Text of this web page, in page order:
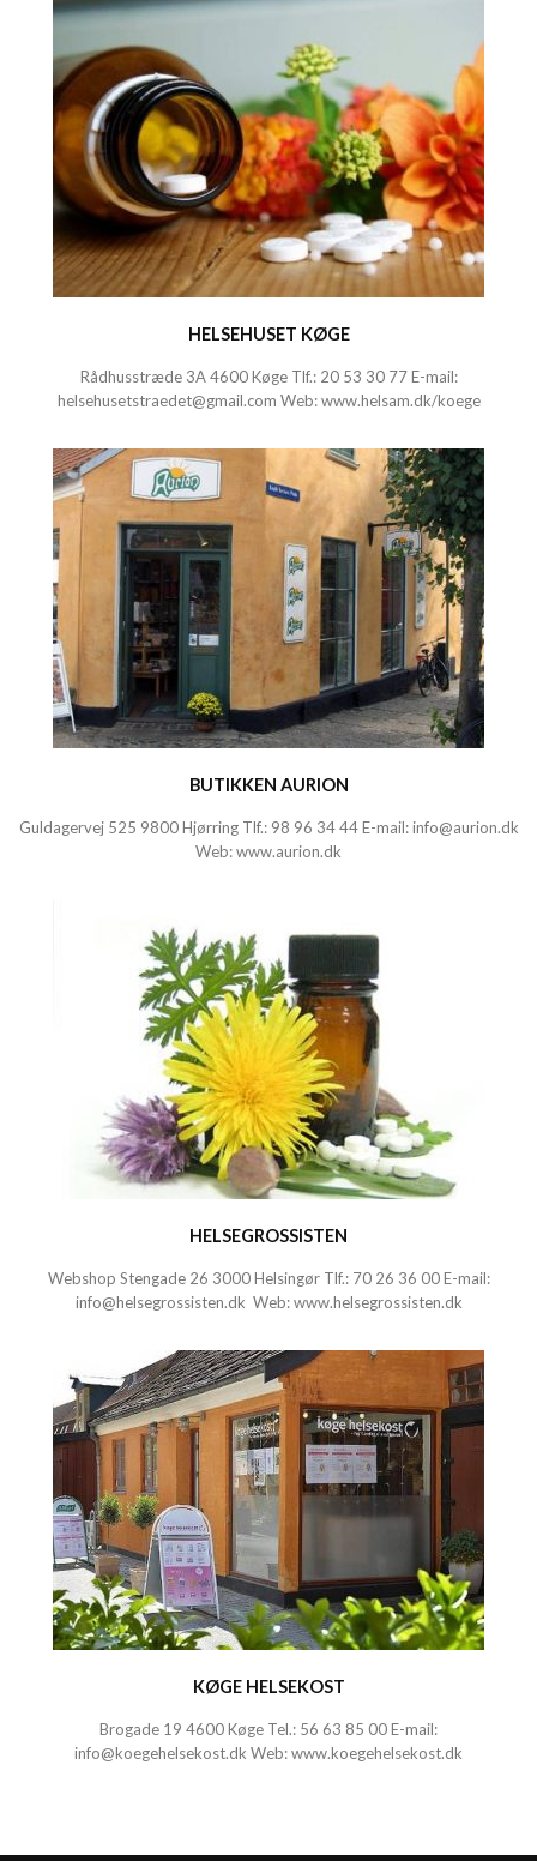
HELSEHUSET KØGE
Rådhusstræde 3A 4600 Køge Tlf.: 20 53 30 77E-mail:
helsehusetstraedet@gmail.com Web:www.helsam.dk/koege
BUTIKKEN AURION
Guldagervej 525 9800 Hjørring Tlf.: 98 96 34 44E-mail:info@aurion.dk
Web:www.aurion.dk
HELSEGROSSISTEN
Webshop Stengade 26 3000 Helsingør Tlf.: 70 26 36 00E-mail:
info@helsegrossisten.dk Web:www.helsegrossisten.dk
KØGE HELSEKOST
Brogade 19 4600 Køge Tel.: 56 63 85 00E-mail:
info@koegehelsekost.dk Web:www.koegehelsekost.dk